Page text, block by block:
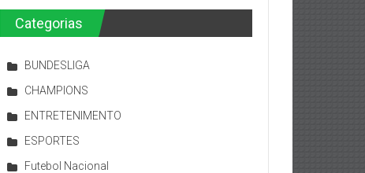
Categorias
BUNDESLIGA
CHAMPIONS
ENTRETENIMENTO
ESPORTES
Futebol Nacional